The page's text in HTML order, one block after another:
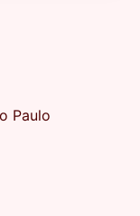
Paulo